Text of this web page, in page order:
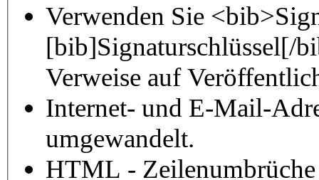
Verwenden Sie
[bib]Signaturschlüssel[/
Verweise auf
Internet- und E-Mail-
umgewandelt.
HTML - Zeilenumbrüche